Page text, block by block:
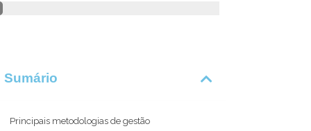
Sumário
Principais metodologias de gestão